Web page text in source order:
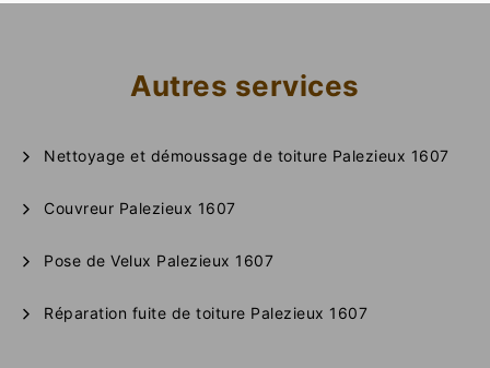
Autres services
Nettoyage et démoussage de toiture Palezieux 1607
Couvreur Palezieux 1607
Pose de Velux Palezieux 1607
Réparation fuite de toiture Palezieux 1607